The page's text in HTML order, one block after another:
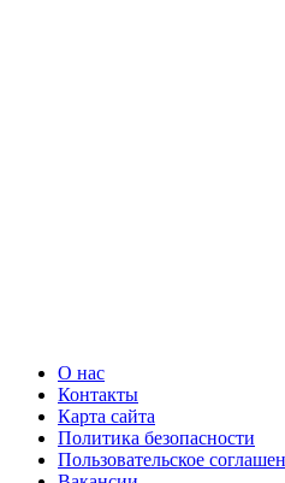
О нас
Контакты
Карта сайта
Политика безопасности
Пользовательское